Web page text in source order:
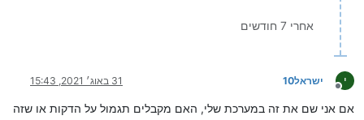
אחרי 7 חודשים
י
מנותק
ישראל10 31 באוג׳ 2021, 15:43
אם אני שם את זה במערכת שלי, האם מקבלים תגמול על הדקות או שזה